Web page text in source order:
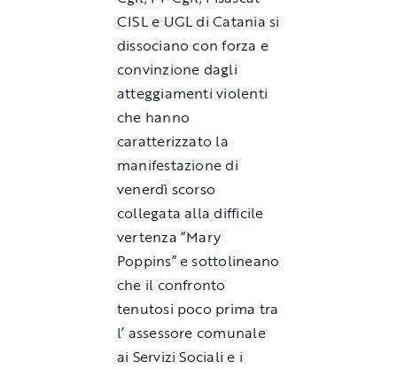
CISL e UGL di Catania si
dissociano con forza e
convinzione dagli
atteggiamenti violenti
che hanno
caratterizzato la
manifestazione di
venerdì scorso
collegata alla difficile
vertenza “Mary
Poppins” e sottolineano
che il confronto
tenutosi poco prima tra
l’ assessore comunale
ai Servizi Sociali e i